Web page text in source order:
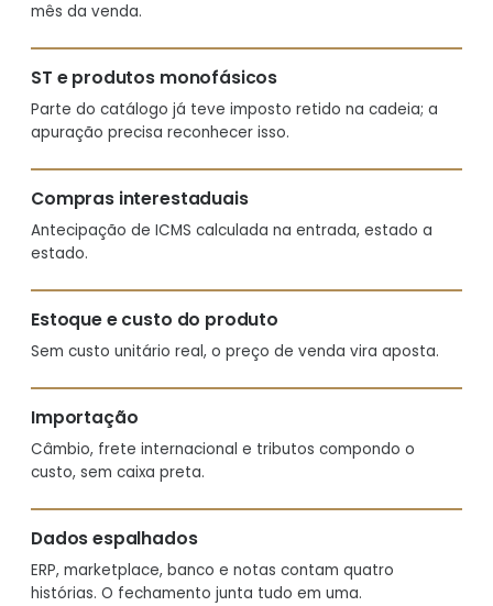
mês da venda.
ST e produtos monofásicos
Parte do catálogo já teve imposto retido na cadeia; a
apuração precisa reconhecer isso.
Compras interestaduais
Antecipação de ICMS calculada na entrada, estado a
estado.
Estoque e custo do produto
Sem custo unitário real, o preço de venda vira aposta.
Importação
Câmbio, frete internacional e tributos compondo o
custo, sem caixa preta.
Dados espalhados
ERP, marketplace, banco e notas contam quatro
histórias. O fechamento junta tudo em uma.